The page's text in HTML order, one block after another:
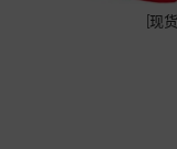
[现